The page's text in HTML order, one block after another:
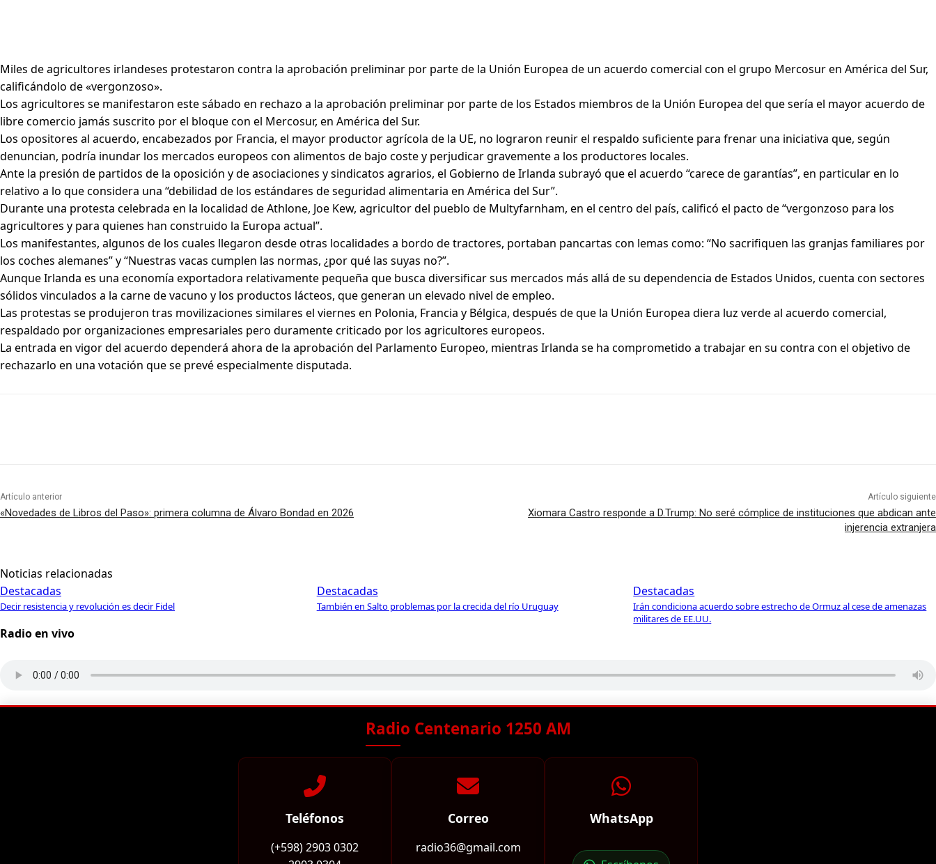
Miles de agricultores irlandeses protestaron contra la aprobación preliminar por parte de la Unión Europea de un acuerdo comercial con el grupo Mercosur en América del Sur,
calificándolo de «vergonzoso».
Los agricultores se manifestaron este sábado en rechazo a la aprobación preliminar por parte de los Estados miembros de la Unión Europea del que sería el mayor acuerdo de
libre comercio jamás suscrito por el bloque con el Mercosur, en América del Sur.
Los opositores al acuerdo, encabezados por Francia, el mayor productor agrícola de la UE, no lograron reunir el respaldo suficiente para frenar una iniciativa que, según
denuncian, podría inundar los mercados europeos con alimentos de bajo coste y perjudicar gravemente a los productores locales.
Ante la presión de partidos de la oposición y de asociaciones y sindicatos agrarios, el Gobierno de Irlanda subrayó que el acuerdo “carece de garantías”, en particular en lo
relativo a lo que considera una “debilidad de los estándares de seguridad alimentaria en América del Sur”.
Durante una protesta celebrada en la localidad de Athlone, Joe Kew, agricultor del pueblo de Multyfarnham, en el centro del país, calificó el pacto de “vergonzoso para los
agricultores y para quienes han construido la Europa actual”.
Los manifestantes, algunos de los cuales llegaron desde otras localidades a bordo de tractores, portaban pancartas con lemas como: “No sacrifiquen las granjas familiares por
los coches alemanes” y “Nuestras vacas cumplen las normas, ¿por qué las suyas no?”.
Aunque Irlanda es una economía exportadora relativamente pequeña que busca diversificar sus mercados más allá de su dependencia de Estados Unidos, cuenta con sectores
sólidos vinculados a la carne de vacuno y los productos lácteos, que generan un elevado nivel de empleo.
Las protestas se produjeron tras movilizaciones similares el viernes en Polonia, Francia y Bélgica, después de que la Unión Europea diera luz verde al acuerdo comercial,
respaldado por organizaciones empresariales pero duramente criticado por los agricultores europeos.
La entrada en vigor del acuerdo dependerá ahora de la aprobación del Parlamento Europeo, mientras Irlanda se ha comprometido a trabajar en su contra con el objetivo de
rechazarlo en una votación que se prevé especialmente disputada.
Artículo anterior
«Novedades de Libros del Paso»: primera columna de Álvaro Bondad en 2026
Artículo siguiente
Xiomara Castro responde a D.Trump: No seré cómplice de instituciones que abdican ante
injerencia extranjera
Noticias relacionadas
Destacadas
Decir resistencia y revolución es decir Fidel
Destacadas
También en Salto problemas por la crecida del río Uruguay
Destacadas
Irán condiciona acuerdo sobre estrecho de Ormuz al cese de amenazas
militares de EE.UU.
Radio en vivo
Radio Centenario 1250 AM
Teléfonos
(+598) 2903 0302
Correo
radio36@gmail.com
WhatsApp